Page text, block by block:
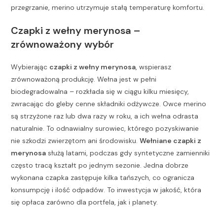
przegrzanie, merino utrzymuje stałą temperaturę komfortu.
Czapki z wełny merynosa –
zrównoważony wybór
Wybierając czapki z wełny merynosa, wspierasz
zrównoważoną produkcję. Wełna jest w pełni
biodegradowalna – rozkłada się w ciągu kilku miesięcy,
zwracając do gleby cenne składniki odżywcze. Owce merino
są strzyżone raz lub dwa razy w roku, a ich wełna odrasta
naturalnie. To odnawialny surowiec, którego pozyskiwanie
nie szkodzi zwierzętom ani środowisku.Wełniane czapki z
merynosa służą latami, podczas gdy syntetyczne zamienniki
często tracą kształt po jednym sezonie. Jedna dobrze
wykonana czapka zastępuje kilka tańszych, co ogranicza
konsumpcję i ilość odpadów. To inwestycja w jakość, która
się opłaca zarówno dla portfela, jak i planety.